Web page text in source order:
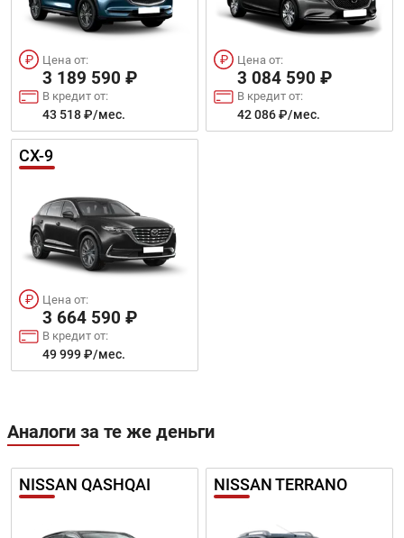
Цена от:
3 189 590 ₽
В кредит от:
43 518 ₽/мес.
Цена от:
3 084 590 ₽
В кредит от:
42 086 ₽/мес.
CX-9
Цена от:
3 664 590 ₽
В кредит от:
49 999 ₽/мес.
Аналоги за те же деньги
NISSAN QASHQAI NISSAN TERRANO